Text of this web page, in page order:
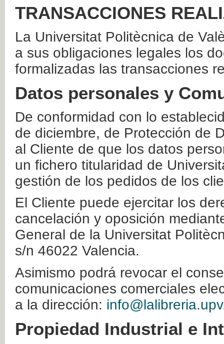
TRANSACCIONES
La Universitat Politècnica de
a sus obligaciones legales los
formalizadas las transacciones
Datos personales y
De conformidad con lo
de diciembre, de Protección de
al Cliente de que los datos
un fichero titularidad de
gestión de los pedidos de los
El Cliente puede ejercitar los
cancelación y oposición
General de la Universitat
s/n 46022 Valencia.
Asimismo podrá revocar el
comunicaciones comerciales
a la dirección:
Propiedad Industrial e